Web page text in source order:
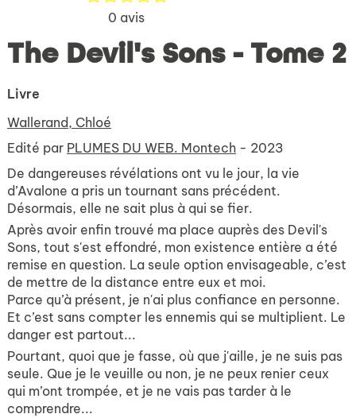
0 avis
The Devil's Sons - Tome 2
Livre
Wallerand, Chloé
Edité par PLUMES DU WEB. Montech - 2023
De dangereuses révélations ont vu le jour, la vie
d’Avalone a pris un tournant sans précédent.
Désormais, elle ne sait plus à qui se fier.
Après avoir enfin trouvé ma place auprès des Devil's
Sons, tout s'est effondré, mon existence entière a été
remise en question. La seule option envisageable, c’est
de mettre de la distance entre eux et moi.
Parce qu’à présent, je n'ai plus confiance en personne.
Et c’est sans compter les ennemis qui se multiplient. Le
danger est partout...
Pourtant, quoi que je fasse, où que j'aille, je ne suis pas
seule. Que je le veuille ou non, je ne peux renier ceux
qui m’ont trompée, et je ne vais pas tarder à le
comprendre...